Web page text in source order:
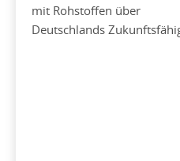
mit Rohstoffen über
Deutschlands